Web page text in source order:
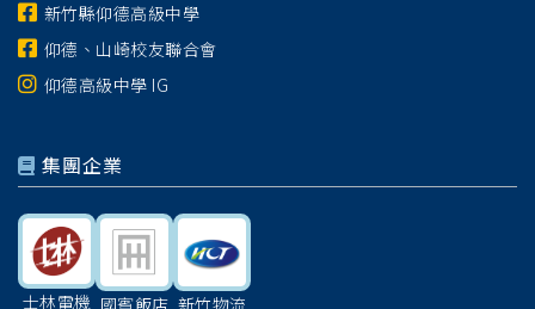
新竹縣仰德高級中學
仰德、山崎校友聯合會
仰德高級中學 IG
集團企業
士林電機 國賓飯店 新竹物流